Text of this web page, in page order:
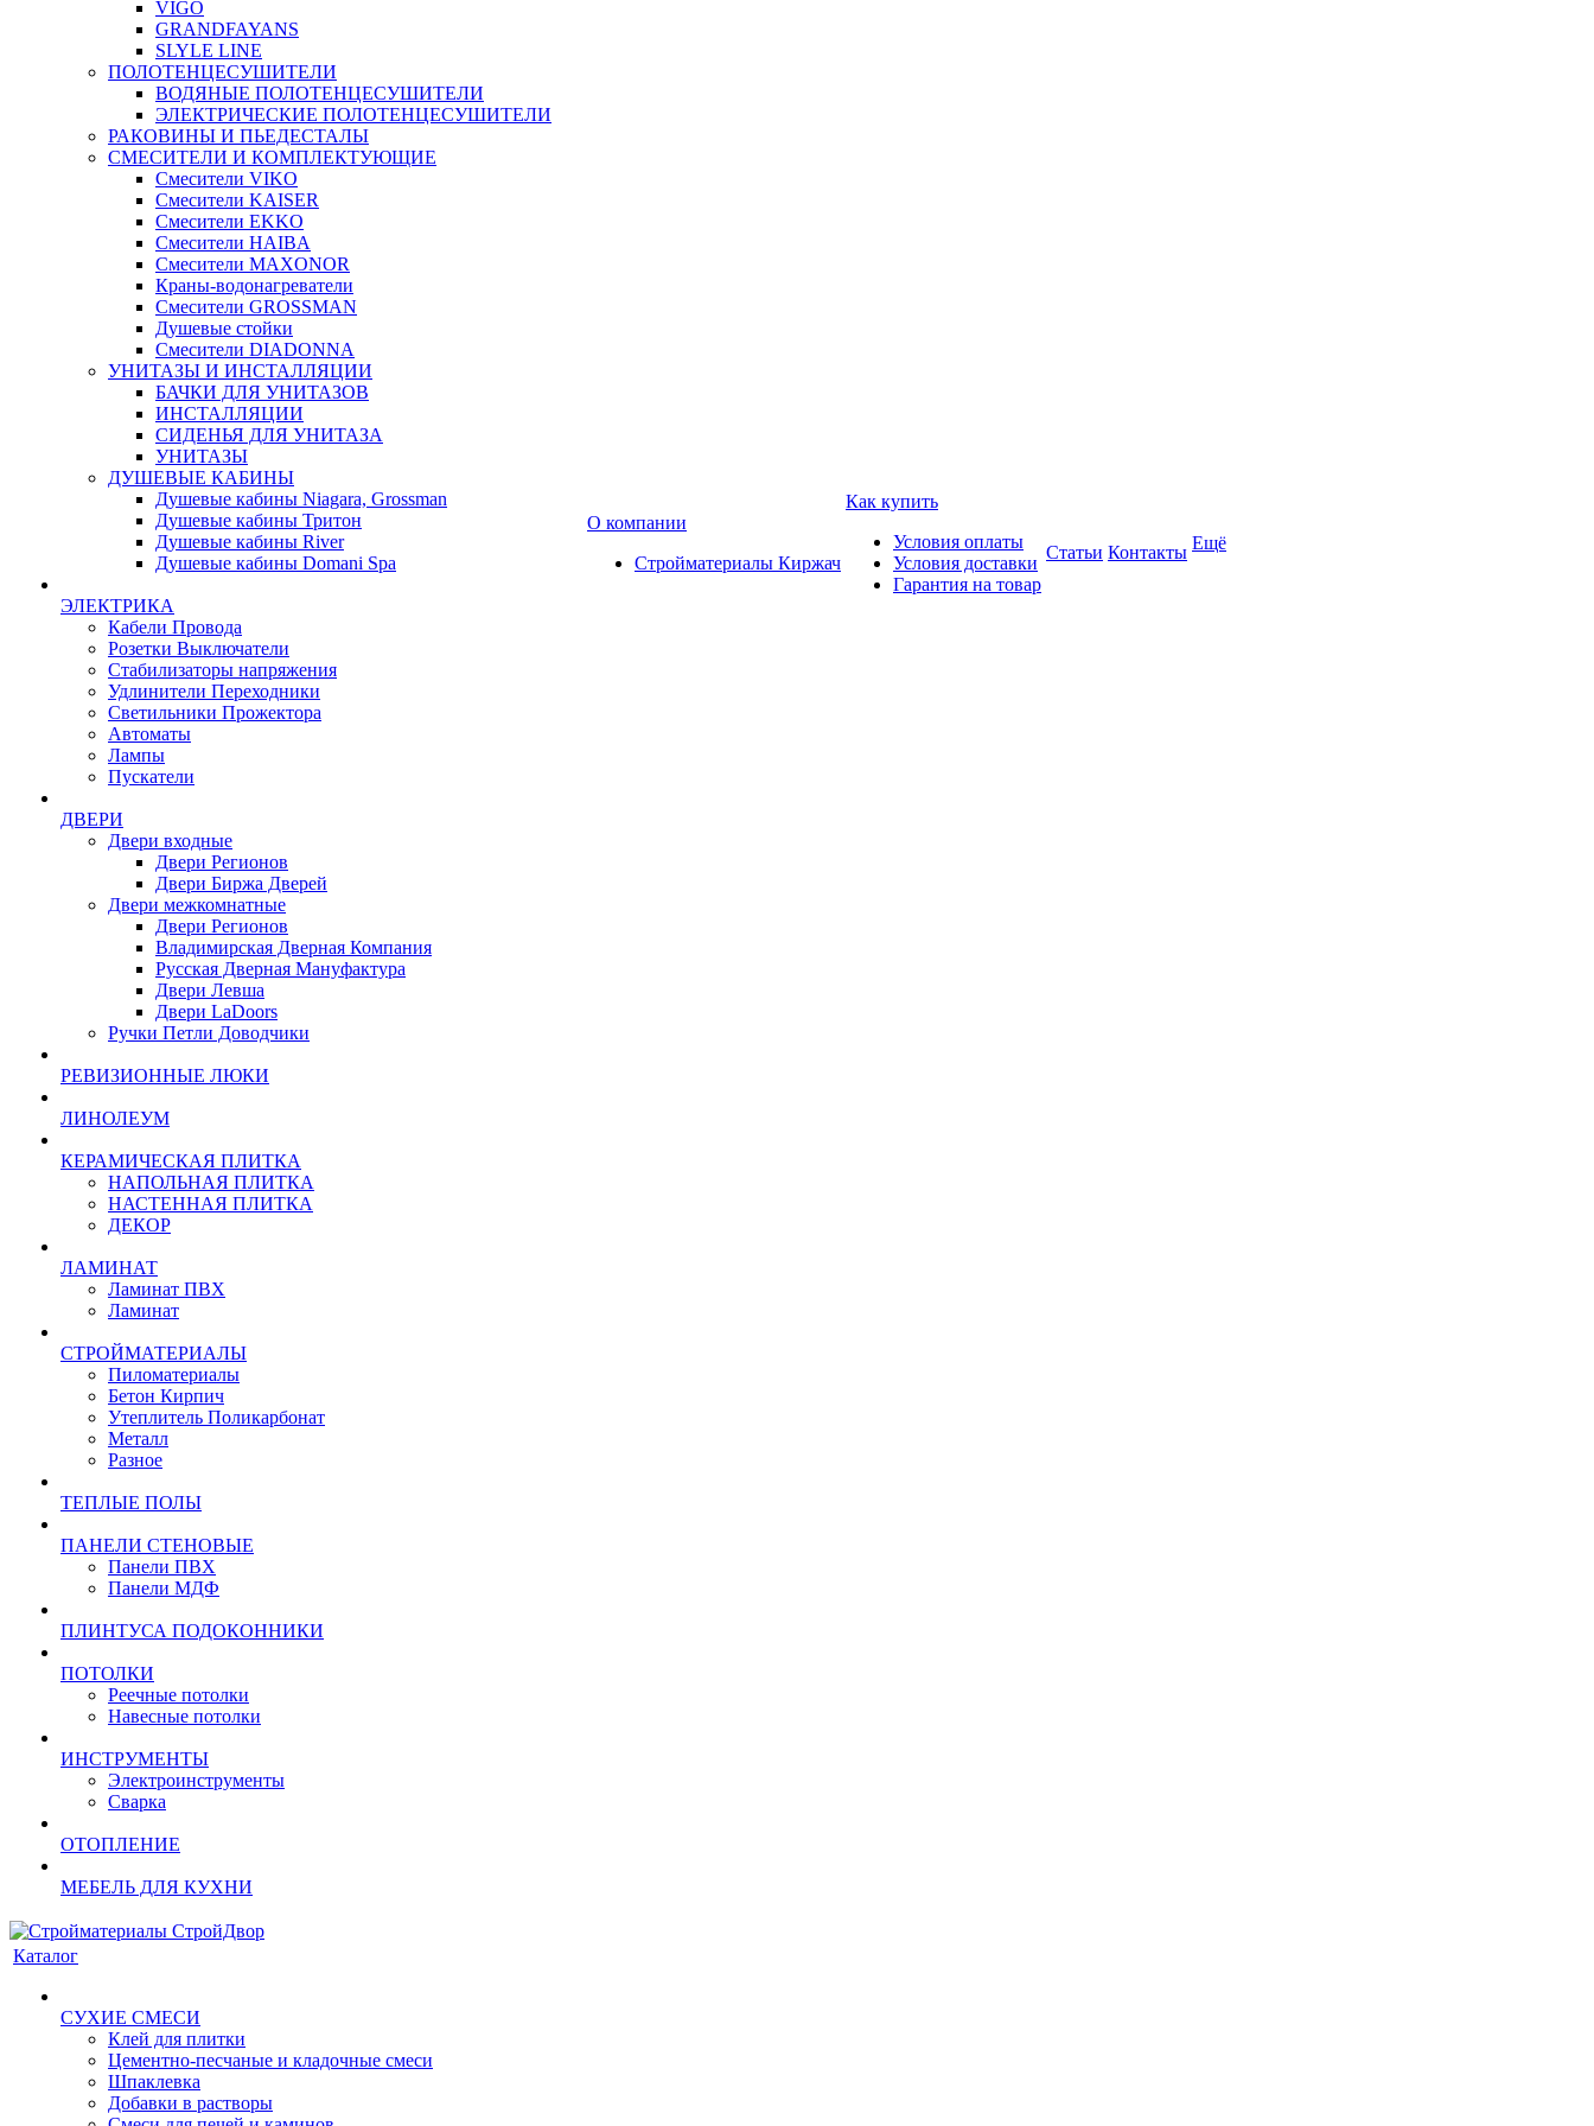
VIGO
GRANDFAYANS
SLYLE LINE
ПОЛОТЕНЦЕСУШИТЕЛИ
ВОДЯНЫЕ ПОЛОТЕНЦЕСУШИТЕЛИ
ЭЛЕКТРИЧЕСКИЕ ПОЛОТЕНЦЕСУШИТЕЛИ
РАКОВИНЫ И ПЬЕДЕСТАЛЫ
СМЕСИТЕЛИ И КОМПЛЕКТУЮЩИЕ
Смесители VIKO
Смесители KAISER
Смесители EKKO
Смесители HAIBA
Смесители MAXONOR
Краны-водонагреватели
Смесители GROSSMAN
Душевые стойки
Смесители DIADONNA
УНИТАЗЫ И ИНСТАЛЛЯЦИИ
БАЧКИ ДЛЯ УНИТАЗОВ
ИНСТАЛЛЯЦИИ
СИДЕНЬЯ ДЛЯ УНИТАЗА
УНИТАЗЫ
ДУШЕВЫЕ КАБИНЫ
Душевые кабины Niagara, Grossman
Душевые кабины Тритон
Душевые кабины River
Душевые кабины Domani Spa
ЭЛЕКТРИКА
Кабели Провода
Розетки Выключатели
Стабилизаторы напряжения
Удлинители Переходники
Светильники Прожектора
Автоматы
Лампы
Пускатели
ДВЕРИ
Двери входные
Двери Регионов
Двери Биржа Дверей
Двери межкомнатные
Двери Регионов
Владимирская Дверная Компания
Русская Дверная Мануфактура
Двери Левша
Двери LaDoors
Ручки Петли Доводчики
РЕВИЗИОННЫЕ ЛЮКИ
ЛИНОЛЕУМ
КЕРАМИЧЕСКАЯ ПЛИТКА
НАПОЛЬНАЯ ПЛИТКА
НАСТЕННАЯ ПЛИТКА
ДЕКОР
ЛАМИНАТ
Ламинат ПВХ
Ламинат
СТРОЙМАТЕРИАЛЫ
Пиломатериалы
Бетон Кирпич
Утеплитель Поликарбонат
Металл
Разное
ТЕПЛЫЕ ПОЛЫ
ПАНЕЛИ СТЕНОВЫЕ
Панели ПВХ
Панели МДФ
ПЛИНТУСА ПОДОКОННИКИ
ПОТОЛКИ
Реечные потолки
Навесные потолки
ИНСТРУМЕНТЫ
Электроинструменты
Сварка
ОТОПЛЕНИЕ
МЕБЕЛЬ ДЛЯ КУХНИ
О компании
Стройматериалы Киржач
Как купить
Условия оплаты
Условия доставки
Гарантия на товар
Статьи Контакты Ещё
Каталог
СУХИЕ СМЕСИ
Клей для плитки
Цементно-песчаные и кладочные смеси
Шпаклевка
Добавки в растворы